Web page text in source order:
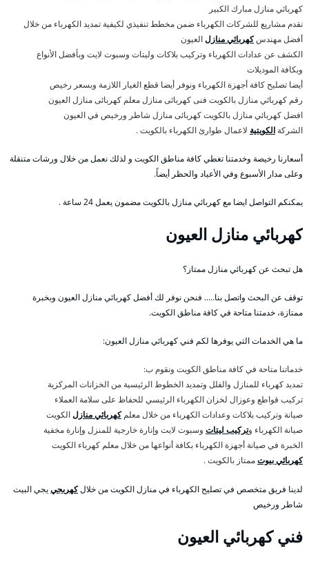
كهربائي منازل مبارك الكبير
نقدم مشاريع للشركات الكهرباء ضمن مخطط تنفيذي لكيفية تمديد الكهرباء من خلال
أفضل مهندسكهربائي منازلالعيون
الكشف عن عدادات الكهرباء وتركيب بلاكات وليتات وسبوت لايت وبأفضل الأنواع
وبكافة الموديلات
أيضا تصليح كافة أجهزة الكهرباء ونوفر أيضا قطع الغيار اللازمة وبسعر رخيص
رقم كهربائي منازل بالكويت فنى كهربائى منازل معلم كهربائى منازل العيون
افضل كهربائي منازل بالكويت كهربائى منازل شاطر ورخيص في العيون
الشركة الكويتية لاعمال طوارئ الكهرباء بالكويت .
أسعارنا رخيصة وخدمتنا تغطي كافة مناطق الكويت و لذلك نعمل من خلال ورشات متنقلة
وعلى مدار الأسبوع وفي الأعياد والحظر أيضاً.
يمكنكم التواصل ايضا مع كهربائي منازل بالكويت مضمون يعمل 24 ساعة .
كهربائي منازل العيون
هل تبحث عن كهربائي منازل ممتاز؟
توقف عن البحث واتصل بنا….. فنحن نوفر لك أفضل كهربائي منازل العيون وبخبرة
ممتازة، خدمتنا متاحة في كافة مناطق الكويت.
ما هي الخدمات التي يوفرها لكم فني كهربائي منازل العيون:
خدماتنا متاحة في كافة مناطق الكويت ونقوم ب:
تمديد كهرباء للمنازل والفلل وتمديد الخطوط الرئيسية من الخزانات المركزية
تركيب قواطع وعوزال لخزان الكهرباء الرئيسي للحفاظ على سلامة العملاء
صيانة وتركيب بلاكات وعدادات الكهرباء من خلال معلمكهربائي منازلالكويت
صيانة الكهرباء وتركيب ليتات وسبوت لايت وإنارة خارجية للمنزل وإنارة مخفية
الخبرة في صيانة أجهزة الكهرباء بكافة أنواعها من خلال معلم كهرباء الكويت
كهربائي بيوتممتاز بالكويت .
لدينا فريق متخصص في تصليح الكهرباء في منازل الكويت من خلالكهربجييجي البيت
شاطر ورخيص
فني كهربائي العيون